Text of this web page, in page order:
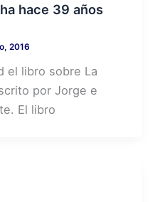
hace 39 años
2016
el libro sobre La
por Jorge e
El libro